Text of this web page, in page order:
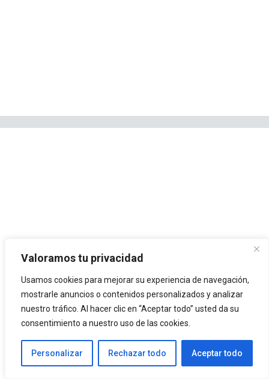
Valoramos tu privacidad
Usamos cookies para mejorar su experiencia de navegación,
mostrarle anuncios o contenidos personalizados y analizar
nuestro tráfico. Al hacer clic en “Aceptar todo” usted da su
consentimiento a nuestro uso de las cookies.
Personalizar Rechazar todo Aceptar todo